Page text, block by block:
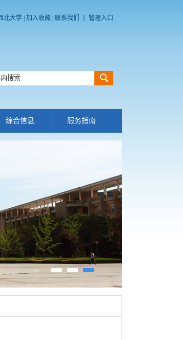
北大学| 加入收藏 联系我们 管理入口
综合信息 服务指南